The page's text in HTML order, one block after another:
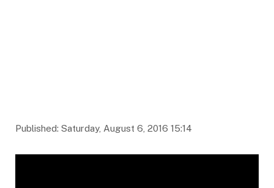
Published: Saturday, August 6, 2016 15:14